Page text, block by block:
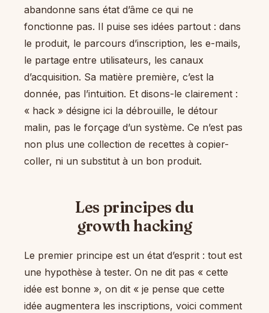
abandonne sans état d’âme ce qui ne
fonctionne pas. Il puise ses idées partout : dans
le produit, le parcours d’inscription, les e-mails,
le partage entre utilisateurs, les canaux
d’acquisition. Sa matière première, c’est la
donnée, pas l’intuition. Et disons-le clairement :
« hack » désigne ici la débrouille, le détour
malin, pas le forçage d’un système. Ce n’est pas
non plus une collection de recettes à copier-
coller, ni un substitut à un bon produit.
Les principes du
growth hacking
Le premier principe est un état d’esprit : tout est
une hypothèse à tester. On ne dit pas « cette
idée est bonne », on dit « je pense que cette
idée augmentera les inscriptions, voici comment